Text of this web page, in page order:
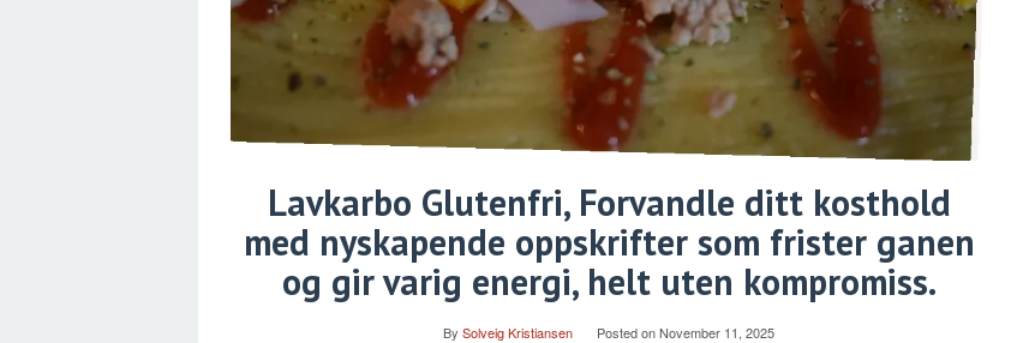
Lavkarbo Glutenfri, Forvandle ditt kosthold
med nyskapende oppskrifter som frister ganen
og gir varig energi, helt uten kompromiss.
By Solveig Kristiansen Posted onNovember 11, 2025